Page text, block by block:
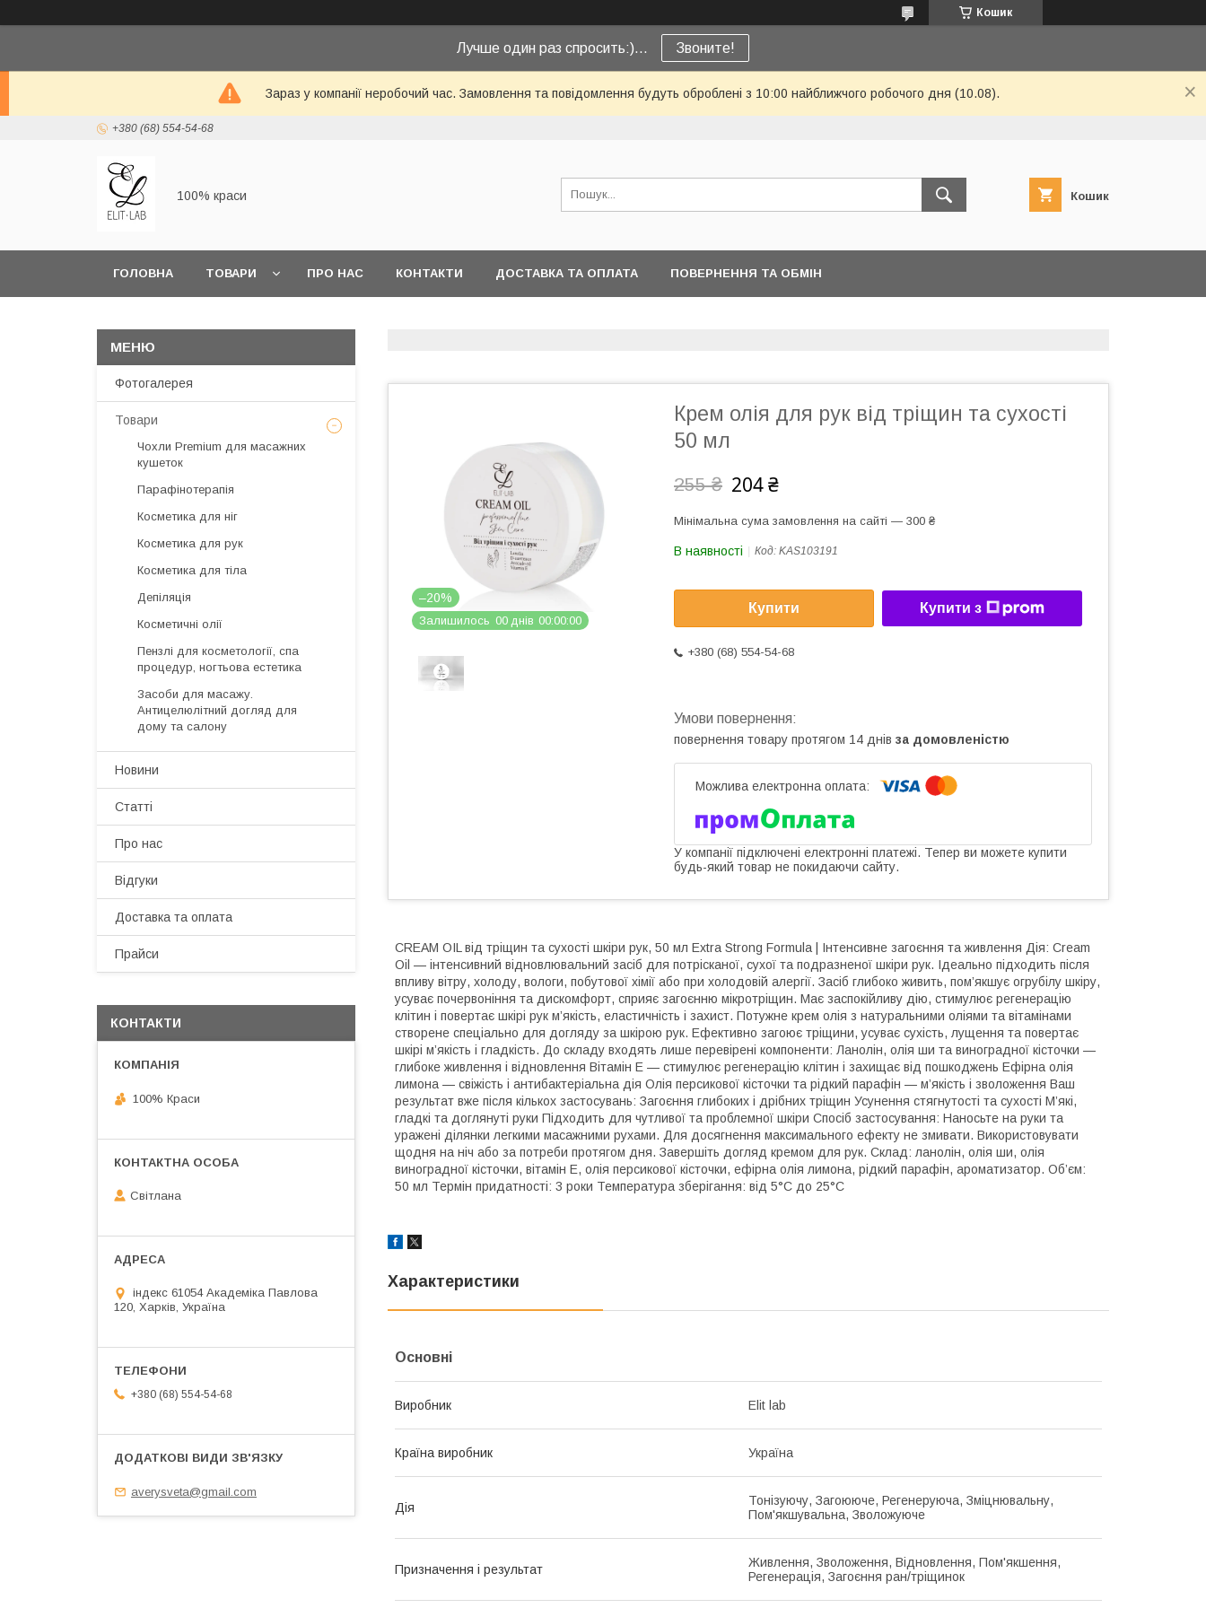
Кошик
Лучше один раз спросить:)... Звоните!
Зараз у компанії неробочий час. Замовлення та повідомлення будуть оброблені з 10:00 найближчого робочого дня (10.08).
+380 (68) 554-54-68
100% краси Кошик
ГОЛОВНА ТОВАРИ ПРО НАС КОНТАКТИ ДОСТАВКА ТА ОПЛАТА ПОВЕРНЕННЯ ТА ОБМІН
–20%
Залишилось 00 днів 00 00 00
Крем олія для рук від тріщин та сухості
50 мл
255 ₴ 204 ₴
Мінімальна сума замовлення на сайті — 300 ₴
В наявності Код: KAS103191
Купити Купити з
+380 (68) 554-54-68
повернення товару протягом 14 днів за домовленістю
У компанії підключені електронні платежі. Тепер ви можете купити
будь-який товар не покидаючи сайту.
CREAM OIL від тріщин та сухості шкіри рук, 50 мл Extra Strong Formula | Інтенсивне загоєння та живлення Дія: Cream
Oil — інтенсивний відновлювальний засіб для потрісканої, сухої та подразненої шкіри рук. Ідеально підходить після
впливу вітру, холоду, вологи, побутової хімії або при холодовій алергії. Засіб глибоко живить, пом’якшує огрубілу шкіру,
усуває почервоніння та дискомфорт, сприяє загоєнню мікротріщин. Має заспокійливу дію, стимулює регенерацію
клітин і повертає шкірі рук м’якість, еластичність і захист. Потужне крем олія з натуральними оліями та вітамінами
створене спеціально для догляду за шкірою рук. Ефективно загоює тріщини, усуває сухість, лущення та повертає
шкірі м’якість і гладкість. До складу входять лише перевірені компоненти: Ланолін, олія ши та виноградної кісточки —
глибоке живлення і відновлення Вітамін Е — стимулює регенерацію клітин і захищає від пошкоджень Ефірна олія
лимона — свіжість і антибактеріальна дія Олія персикової кісточки та рідкий парафін — м’якість і зволоження Ваш
результат вже після кількох застосувань: Загоєння глибоких і дрібних тріщин Усунення стягнутості та сухості М’які,
гладкі та доглянуті руки Підходить для чутливої та проблемної шкіри Спосіб застосування: Наносьте на руки та
уражені ділянки легкими масажними рухами. Для досягнення максимального ефекту не змивати. Використовувати
щодня на ніч або за потреби протягом дня. Завершіть догляд кремом для рук. Склад: ланолін, олія ши, олія
виноградної кісточки, вітамін Е, олія персикової кісточки, ефірна олія лимона, рідкий парафін, ароматизатор. Об’єм:
50 мл Термін придатності: 3 роки Температура зберігання: від 5°C до 25°C
Характеристики
Основні
Виробник Elit lab
Країна виробник Україна
Дія
Тонізуючу, Загоююче, Регенеруюча, Зміцнювальну,
Пом'якшувальна, Зволожуюче
Призначення і результат
Живлення, Зволоження, Відновлення, Пом'якшення,
Регенерація, Загоєння ран/тріщинок
Фотогалерея
Товари
Чохли Premium для масажних
кушеток
Парафінотерапія
Косметика для ніг
Косметика для рук
Косметика для тіла
Депіляція
Косметичні олії
Пензлі для косметології, спа
процедур, ногтьова естетика
Засоби для масажу.
Антицелюлітний догляд для
дому та салону
Новини
Статті
Про нас
Відгуки
Доставка та оплата
Прайси
КОНТАКТИ
100% Краси
Світлана
індекс 61054 Академіка Павлова
120, Харків, Україна
+380 (68) 554-54-68
averysveta@gmail.com